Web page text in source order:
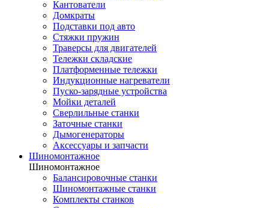
Кантователи
Домкраты
Подставки под авто
Стяжки пружин
Траверсы для двигателей
Тележки складские
Платформенные тележки
Индукционные нагреватели
Пуско-зарядные устройства
Мойки деталей
Сверлильные станки
Заточные станки
Дымогенераторы
Аксессуары и запчасти
Шиномонтажное
Шиномонтажное
Балансировочные станки
Шиномонтажные станки
Комплекты станков